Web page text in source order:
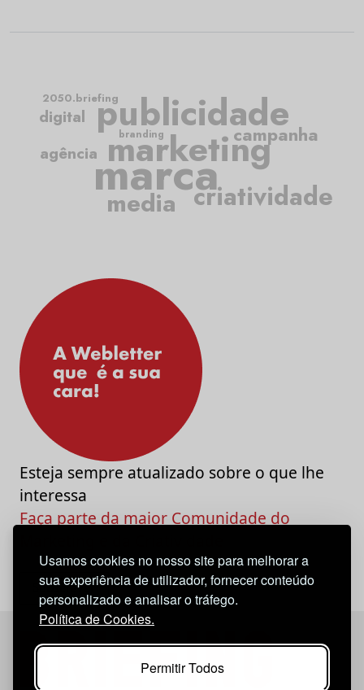
Usamos cookies no nosso site para melhorar a
sua experiência de utilizador, fornecer conteúdo
personalizado e analisar o tráfego.
Política de Cookies.
Permitir Todos
marketing
publicidade
marcacriatividade
campanha
media
agência
digital
2050.briefing
branding
Esteja sempre atualizado sobre o que lhe
interessa
Faça parte da maior Comunidade do